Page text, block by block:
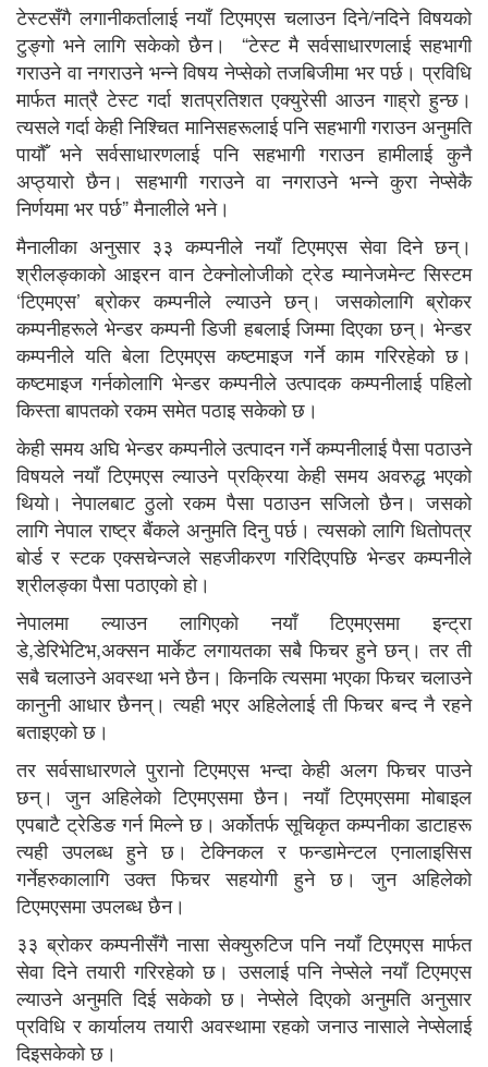
टेस्टसँगै लगानीकर्तालाई नयाँ टिएमएस चलाउन दिने/नदिने विषयको
टुङ्गो भने लागि सकेको छैन। “टेस्ट मै सर्वसाधारणलाई सहभागी
गराउने वा नगराउने भन्ने विषय नेप्सेको तजबिजीमा भर पर्छ। प्रविधि
मार्फत मात्रै टेस्ट गर्दा शतप्रतिशत एक्युरेसी आउन गाह्राे हुन्छ।
त्यसले गर्दा केही निश्चित मानिसहरूलाई पनि सहभागी गराउन अनुमति
पायौँ भने सर्वसाधारणलाई पनि सहभागी गराउन हामीलाई कुनै
अप्ठ्यारो छैन। सहभागी गराउने वा नगराउने भन्ने कुरा नेप्सेकै
निर्णयमा भर पर्छ” मैनालीले भने।
मैनालीका अनुसार ३३ कम्पनीले नयाँ टिएमएस सेवा दिने छन्।
श्रीलङ्काको आइरन वान टेक्नोलोजीको ट्रेड म्यानेजमेन्ट सिस्टम
‘टिएमएस’ ब्रोकर कम्पनीले ल्याउने छन्। जसकोलागि ब्रोकर
कम्पनीहरूले भेन्डर कम्पनी डिजी हबलाई जिम्मा दिएका छन्। भेन्डर
कम्पनीले यति बेला टिएमएस कष्टमाइज गर्ने काम गरिरहेको छ।
कष्टमाइज गर्नकोलागि भेन्डर कम्पनीले उत्पादक कम्पनीलाई पहिलो
किस्ता बापतको रकम समेत पठाइ सकेको छ।
केही समय अघि भेन्डर कम्पनीले उत्पादन गर्ने कम्पनीलाई पैसा पठाउने
विषयले नयाँ टिएमएस ल्याउने प्रक्रिया केही समय अवरुद्ध भएको
थियो। नेपालबाट ठुलो रकम पैसा पठाउन सजिलो छैन। जसको
लागि नेपाल राष्ट्र बैंकले अनुमति दिनु पर्छ। त्यसको लागि धितोपत्र
बोर्ड र स्टक एक्सचेन्जले सहजीकरण गरिदिएपछि भेन्डर कम्पनीले
श्रीलङ्का पैसा पठाएको हो।
नेपालमा ल्याउन लागिएको नयाँ टिएमएसमा इन्ट्रा
डे,डेरिभेटिभ,अक्सन मार्केट लगायतका सबै फिचर हुने छन्। तर ती
सबै चलाउने अवस्था भने छैन। किनकि त्यसमा भएका फिचर चलाउने
कानुनी आधार छैनन्। त्यही भएर अहिलेलाई ती फिचर बन्द नै रहने
बताइएको छ।
तर सर्वसाधारणले पुरानो टिएमएस भन्दा केही अलग फिचर पाउने
छन्। जुन अहिलेको टिएमएसमा छैन। नयाँ टिएमएसमा मोबाइल
एपबाटै ट्रेडिङ गर्न मिल्ने छ। अर्कोतर्फ सूचिकृत कम्पनीका डाटाहरू
त्यही उपलब्ध हुने छ। टेक्निकल र फन्डामेन्टल एनालाइसिस
गर्नेहरुकालागि उक्त फिचर सहयोगी हुने छ। जुन अहिलेको
टिएमएसमा उपलब्ध छैन।
३३ ब्रोकर कम्पनीसँगै नासा सेक्युरुटिज पनि नयाँ टिएमएस मार्फत
सेवा दिने तयारी गरिरहेको छ। उसलाई पनि नेप्सेले नयाँ टिएमएस
ल्याउने अनुमति दिई सकेको छ। नेप्सेले दिएको अनुमति अनुसार
प्रविधि र कार्यालय तयारी अवस्थामा रहको जनाउ नासाले नेप्सेलाई
दिइसकेको छ।